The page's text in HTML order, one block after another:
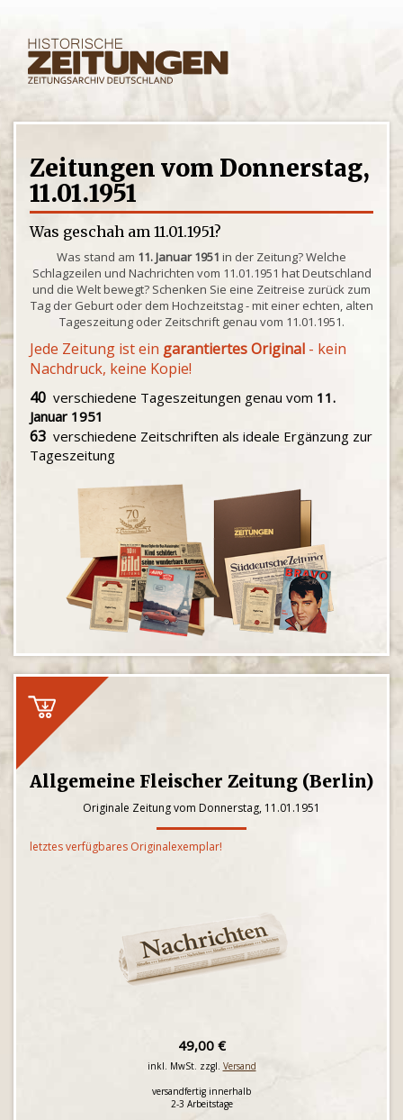
Zeitungen vom Donnerstag,
11.01.1951
Was geschah am 11.01.1951?
Was stand am 11. Januar 1951 in der Zeitung? Welche
Schlagzeilen und Nachrichten vom 11.01.1951 hat Deutschland
und die Welt bewegt? Schenken Sie eine Zeitreise zurück zum
Tag der Geburt oder dem Hochzeitstag - mit einer echten, alten
Tageszeitung oder Zeitschrift genau vom 11.01.1951.
Jede Zeitung ist ein garantiertes Original - kein
Nachdruck, keine Kopie!
40 verschiedene Tageszeitungen genau vom 11.
Januar 1951
63 verschiedene Zeitschriften als ideale Ergänzung zur
Tageszeitung
Allgemeine Fleischer Zeitung (Berlin)
Originale Zeitung vom Donnerstag, 11.01.1951
letztes verfügbares Originalexemplar!
49,00 €
inkl. MwSt. zzgl. Versand
versandfertig innerhalb
2-3 Arbeitstage